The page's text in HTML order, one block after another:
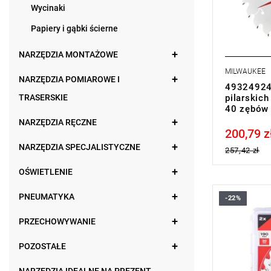
Wycinaki
Papiery i gąbki ścierne
NARZĘDZIA MONTAŻOWE
NARZĘDZIA POMIAROWE I
TRASERSKIE
NARZĘDZIA RĘCZNE
NARZĘDZIA SPECJALISTYCZNE
OŚWIETLENIE
PNEUMATYKA
PRZECHOWYWANIE
POZOSTAŁE
MILWAUKEE
pilarskich
40
Price tax
200,79
257,42 zł
Te tarcze
dzięki
wysokie
innych
-22%